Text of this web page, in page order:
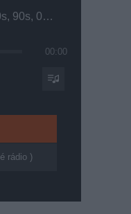
Rádio G6 - Gipsy, 80s, 90s, 00s
00:00
rádio )